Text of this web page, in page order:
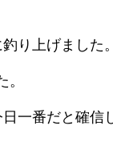
り上げました
一番だと確信